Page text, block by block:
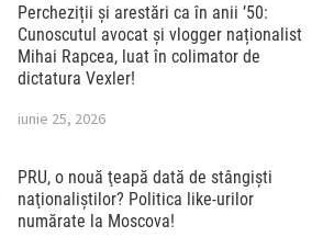
Percheziții și arestări ca în anii ’50:
Cunoscutul avocat și vlogger naționalist
Mihai Rapcea, luat în colimator de
dictatura Vexler!
iunie 25, 2026
PRU, o nouă ţeapă dată de stângişti
naţionaliştilor? Politica like-urilor
numărate la Moscova!